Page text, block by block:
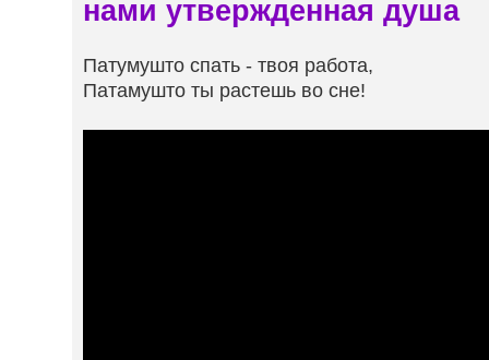
нами утвержденная душа
Патумушто спать - твоя работа,
Патамушто ты растешь во сне!